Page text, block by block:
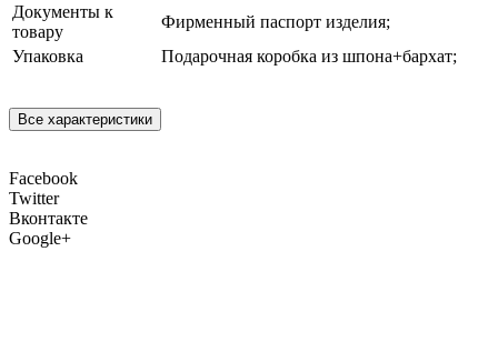
Документы к
товару
Фирменный паспорт изделия;
Упаковка
Подарочная коробка из шпона+бархат;
Все характеристики
Facebook
Twitter
Вконтакте
Google+